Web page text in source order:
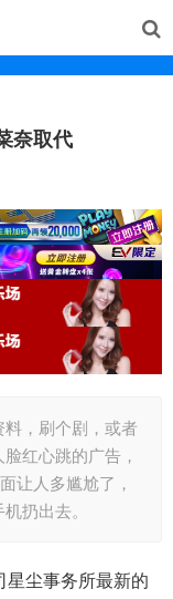
奈取代
，刷个剧，或者
红心跳的广告，
让人多尴尬了，
扔出去。
星尘事务所最新的